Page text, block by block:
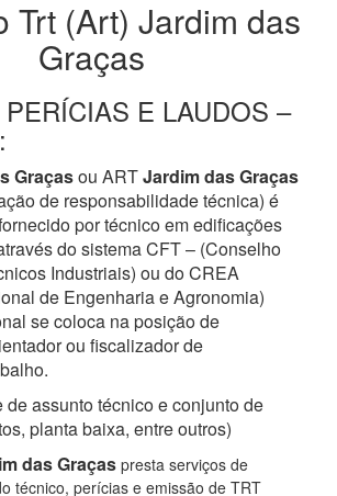
Trt (Art) Jardim das
Graças
E LAUDOS –
Graçasou ARTJardim das Graças
de responsabilidade técnica) é
por técnico em edificações
do sistema CFT – (Conselho
Industriais) ou do CREA
de Engenharia e Agronomia)
se coloca na posição de
ou fiscalizador de
de assunto técnico e conjunto de
planta baixa, entre outros)
das Graças presta serviços de
técnico, perícias e emissão de TRT